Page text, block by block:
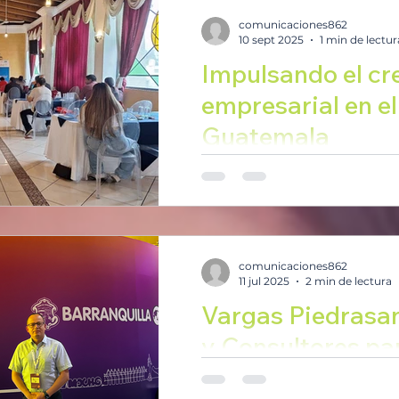
intercambio, donde se
Impulsando el
empresarial en
Guatemala
Como parte de la Escuela
comunicaciones862
10 sept 2025
1 min de
Vargas
y Consultores
Foro de
comunicaciones862
11 jul 2025
2 min de lectura